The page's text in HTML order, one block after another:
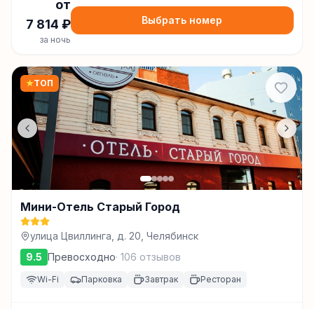
от
7 814 ₽
за ночь
Выбрать номер
★ТОП
Мини-Отель Старый Город
улица Цвиллинга, д. 20, Челябинск
9.5 Превосходно· 106 отзывов
Wi-Fi Парковка Завтрак Ресторан